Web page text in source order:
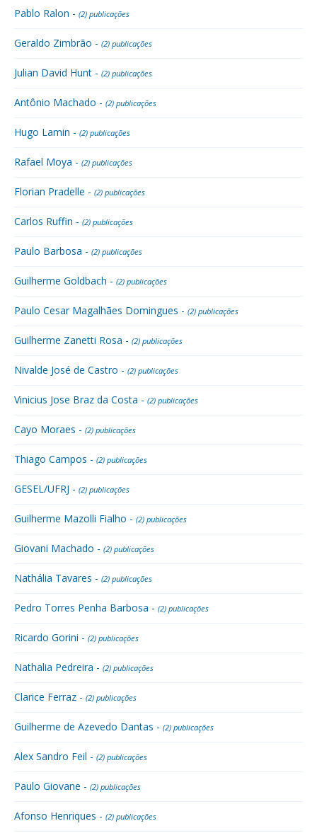
Pablo Ralon - (2) publicações
Geraldo Zimbrão - (2) publicações
Julian David Hunt - (2) publicações
Antônio Machado - (2) publicações
Hugo Lamin - (2) publicações
Rafael Moya - (2) publicações
Florian Pradelle - (2) publicações
Carlos Ruffin - (2) publicações
Paulo Barbosa - (2) publicações
Guilherme Goldbach - (2) publicações
Paulo Cesar Magalhães Domingues - (2) publicações
Guilherme Zanetti Rosa - (2) publicações
Nivalde José de Castro - (2) publicações
Vinicius Jose Braz da Costa - (2) publicações
Cayo Moraes - (2) publicações
Thiago Campos - (2) publicações
GESEL/UFRJ - (2) publicações
Guilherme Mazolli Fialho - (2) publicações
Giovani Machado - (2) publicações
Nathália Tavares - (2) publicações
Pedro Torres Penha Barbosa - (2) publicações
Ricardo Gorini - (2) publicações
Nathalia Pedreira - (2) publicações
Clarice Ferraz - (2) publicações
Guilherme de Azevedo Dantas - (2) publicações
Alex Sandro Feil - (2) publicações
Paulo Giovane - (2) publicações
Afonso Henriques - (2) publicações